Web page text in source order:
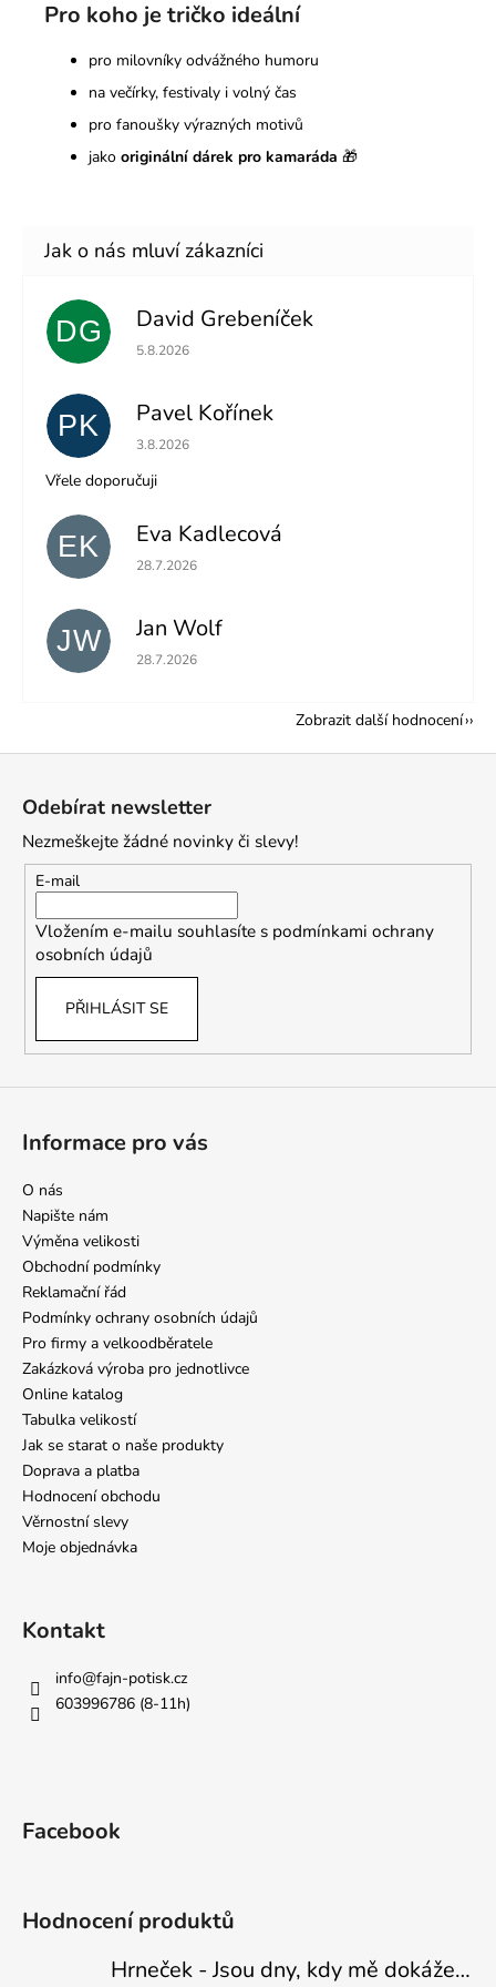
Pro koho je tričko ideální
pro milovníky odvážného humoru
na večírky, festivaly i volný čas
pro fanoušky výrazných motivů
jako originální dárek pro kamaráda 🎁
DG David Grebeníček
Hodnocení obchodu je 5 z 5 hvězdiček.
5.8.2026
PK Pavel Kořínek
Hodnocení obchodu je 5 z 5 hvězdiček.
3.8.2026
Vřele doporučuji
EK Eva Kadlecová
Hodnocení obchodu je 5 z 5 hvězdiček.
28.7.2026
JW Jan Wolf
Hodnocení obchodu je 5 z 5 hvězdiček.
28.7.2026
Zobrazit další hodnocení
Odebírat newsletter
Nezmeškejte žádné novinky či slevy!
E-mail
Vložením e-mailu souhlasíte s podmínkami ochrany
osobních údajů
PŘIHLÁSIT SE
Informace pro vás
O nás
Napište nám
Výměna velikosti
Obchodní podmínky
Reklamační řád
Podmínky ochrany osobních údajů
Pro firmy a velkoodběratele
Zakázková výroba pro jednotlivce
Online katalog
Tabulka velikostí
Jak se starat o naše produkty
Doprava a platba
Hodnocení obchodu
Věrnostní slevy
Moje objednávka
Kontakt
info@fajn-potisk.cz
603996786 (8-11h)
Facebook
Hodnocení produktů
Hrneček - Jsou dny, kdy mě dokáže nasrat i vzduch - Sova